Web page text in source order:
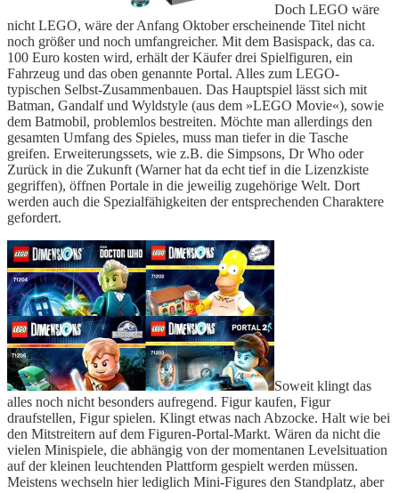
Doch LEGO wäre
nicht LEGO, wäre der Anfang Oktober erscheinende Titel nicht
noch größer und noch umfangreicher. Mit dem Basispack, das ca.
100 Euro kosten wird, erhält der Käufer drei Spielfiguren, ein
Fahrzeug und das oben genannte Portal. Alles zum LEGO-
typischen Selbst-Zusammenbauen. Das Hauptspiel lässt sich mit
Batman, Gandalf und Wyldstyle (aus dem »LEGO Movie«), sowie
dem Batmobil, problemlos bestreiten. Möchte man allerdings den
gesamten Umfang des Spieles, muss man tiefer in die Tasche
greifen. Erweiterungssets, wie z.B. die Simpsons, Dr Who oder
Zurück in die Zukunft (Warner hat da echt tief in die Lizenzkiste
gegriffen), öffnen Portale in die jeweilig zugehörige Welt. Dort
werden auch die Spezialfähigkeiten der entsprechenden Charaktere
gefordert.
Soweit klingt das
alles noch nicht besonders aufregend. Figur kaufen, Figur
draufstellen, Figur spielen. Klingt etwas nach Abzocke. Halt wie bei
den Mitstreitern auf dem Figuren-Portal-Markt. Wären da nicht die
vielen Minispiele, die abhängig von der momentanen Levelsituation
auf der kleinen leuchtenden Plattform gespielt werden müssen.
Meistens wechseln hier lediglich Mini-Figures den Standplatz, aber